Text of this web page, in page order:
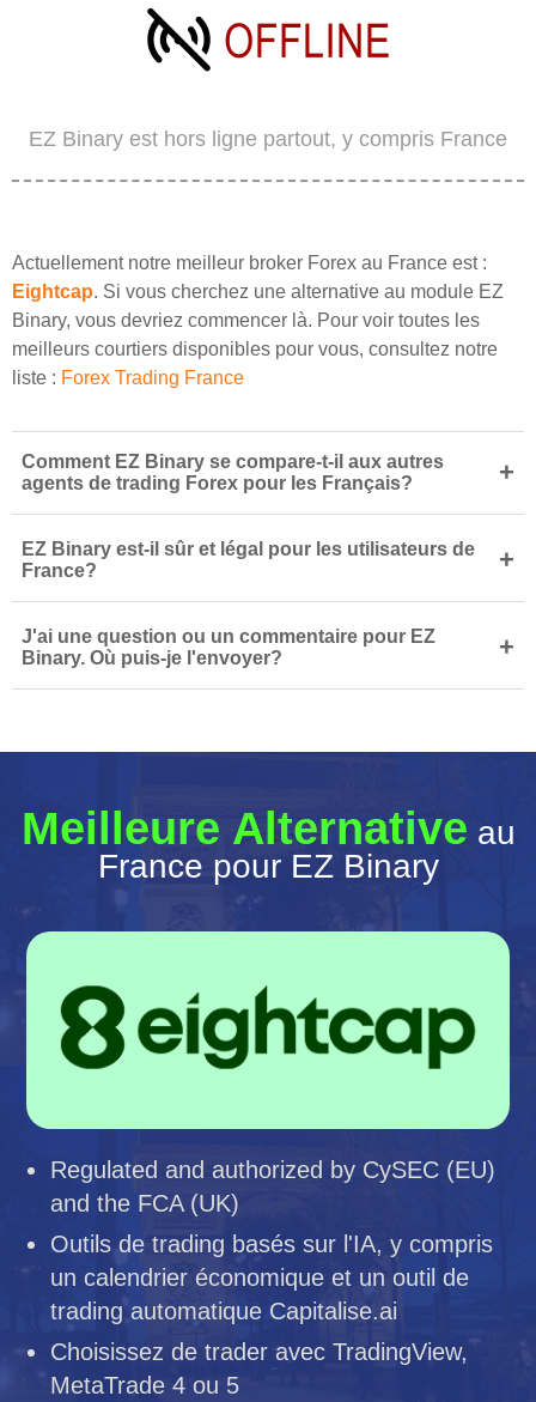
EZ Binary est hors ligne partout, y compris France
Actuellement notre meilleur broker Forex au France est :
Eightcap. Si vous cherchez une alternative au module EZ
Binary, vous devriez commencer là. Pour voir toutes les
meilleurs courtiers disponibles pour vous, consultez notre
liste : Forex Trading France
Comment EZ Binary se compare-t-il aux autres
agents de trading Forex pour les Français?
+
EZ Binary est-il sûr et légal pour les utilisateurs de
France?
+
J'ai une question ou un commentaire pour EZ
Binary. Où puis-je l'envoyer?
+
Meilleure Alternative au
France pour EZ Binary
Regulated and authorized by CySEC (EU)
and the FCA (UK)
Outils de trading basés sur l'IA, y compris
un calendrier économique et un outil de
trading automatique Capitalise.ai
Choisissez de trader avec TradingView,
MetaTrade 4 ou 5